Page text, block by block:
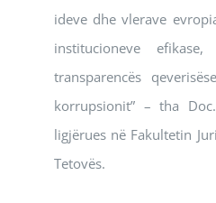
ideve dhe vlerave
institucioneve
transparencës
korrupsionit” – tha
ligjërues në Fakultetin
Tetovës.